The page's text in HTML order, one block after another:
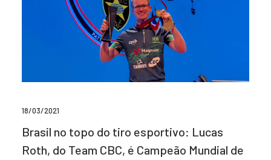
18/03/2021
Brasil no topo do tiro esportivo: Lucas
Roth, do Team CBC, é Campeão Mundial de